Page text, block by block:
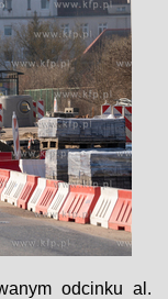
odcinku al.